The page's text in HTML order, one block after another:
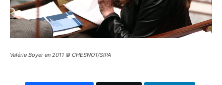
Valérie Boyer en 2011 © CHESNOT/SIPA